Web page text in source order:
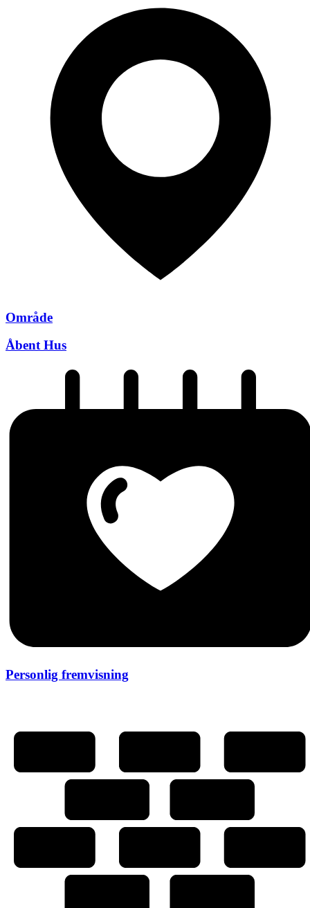
Område
Åbent Hus
Personlig fremvisning